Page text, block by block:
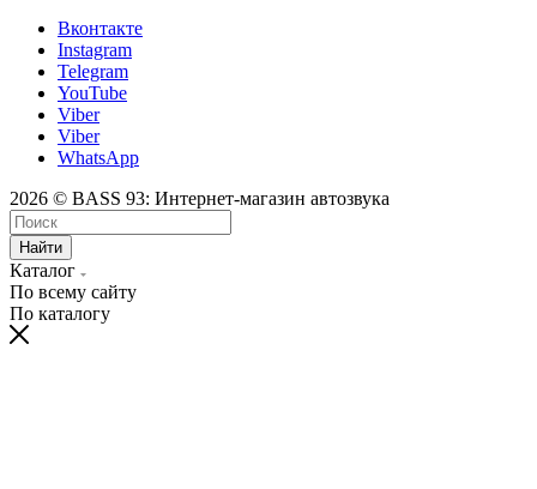
Вконтакте
Instagram
Telegram
YouTube
Viber
Viber
WhatsApp
2026 © BASS 93: Интернет-магазин автозвука
Найти
Каталог
По всему сайту
По каталогу